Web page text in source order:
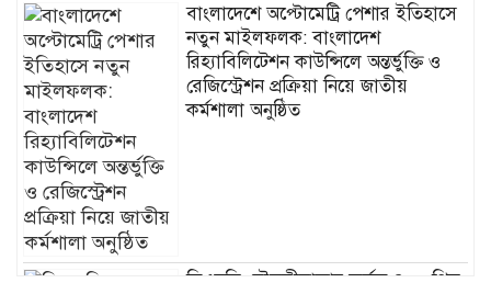
বাংলাদেশে অপ্টোমেট্রি পেশার ইতিহাসে
নতুন মাইলফলক: বাংলাদেশ
রিহ্যাবিলিটেশন কাউন্সিলে অন্তর্ভুক্তি ও
রেজিস্ট্রেশন প্রক্রিয়া নিয়ে জাতীয়
কর্মশালা অনুষ্ঠিত
ডিএনসি মৌলভীবাজার কর্তৃক ৪০০ পিস